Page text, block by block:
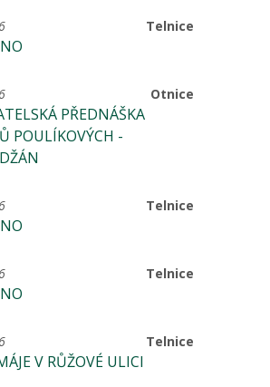
Telnice
Otnice
PŘEDNÁŠKA
POULÍKOVÝCH -
Telnice
Telnice
Telnice
V RŮŽOVÉ ULICI